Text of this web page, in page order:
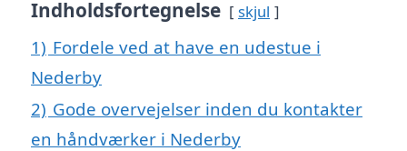
Indholdsfortegnelse skjul
1) Fordele ved at have en udestue i
Nederby
2) Gode overvejelser inden du kontakter
en håndværker i Nederby